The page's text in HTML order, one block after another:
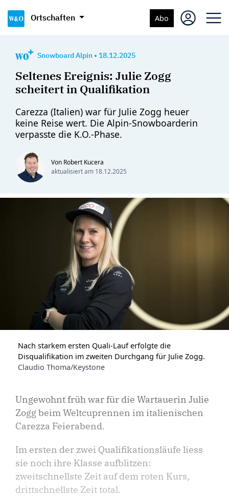
Ortschaften Abo
Snowboard Alpin • 18.12.2025
Seltenes Ereignis: Julie Zogg
scheitert in Qualifikation
Carezza (Italien) war für Julie Zogg heuer
keine Reise wert. Die Alpin-Snowboarderin
verpasste die K.O.-Phase.
Von Robert Kucera
aktualisiert am 18.12.2025
Nach starkem ersten Quali-Lauf erfolgte die
Disqualifikation im zweiten Durchgang für Julie Zogg.
Claudio Thoma/Keystone
Ungewohnt früh war für die Wartauerin Julie
Zogg beim Weltcuprennen im italienischen
Carezza Feierabend.
Im ersten der zwei Qualifikationsläufe liess
sie noch ihre Klasse aufblitzen:
zweitschnellste Zeit auf dem roten Kurs,
drittschnellste Zeit total.